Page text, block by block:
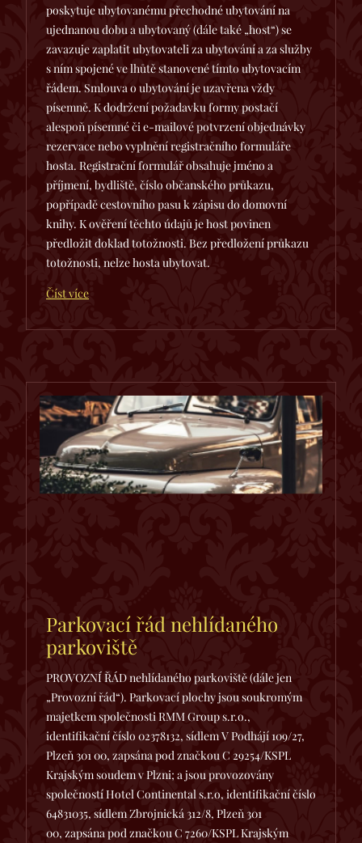
poskytuje ubytovanému přechodné ubytování na
ujednanou dobu a ubytovaný (dále také „host“) se
zavazuje zaplatit ubytovateli za ubytování a za služby
s ním spojené ve lhůtě stanovené tímto ubytovacím
řádem. Smlouva o ubytování je uzavřena vždy
písemně. K dodržení požadavku formy postačí
alespoň písemné či e-mailové potvrzení objednávky
rezervace nebo vyplnění registračního formuláře
hosta. Registrační formulář obsahuje jméno a
příjmení, bydliště, číslo občanského průkazu,
popřípadě cestovního pasu k zápisu do domovní
knihy. K ověření těchto údajů je host povinen
předložit doklad totožnosti. Bez předložení průkazu
totožnosti, nelze hosta ubytovat.
Číst více
Parkovací řád nehlídaného
parkoviště
PROVOZNÍ ŘÁD nehlídaného parkoviště (dále jen
„Provozní řád“). Parkovací plochy jsou soukromým
majetkem společnosti RMM Group s.r.o.,
identifikační číslo 02378132, sídlem V Podhájí 109/27,
Plzeň 301 00, zapsána pod značkou C 29254/KSPL
Krajským soudem v Plzni; a jsou provozovány
společností Hotel Continental s.r.o, identifikační číslo
64831035, sídlem Zbrojnická 312/8, Plzeň 301
00, zapsána pod značkou C 7260/KSPL Krajským